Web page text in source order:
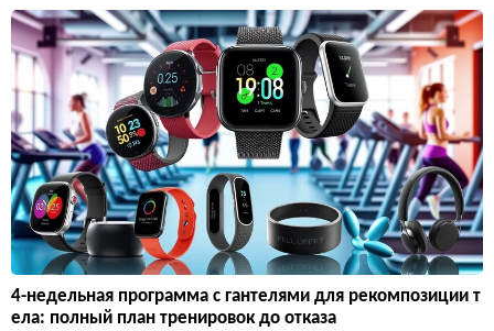
4-недельная программа с гантелями для рекомпозиции т
ела: полный план тренировок до отказа